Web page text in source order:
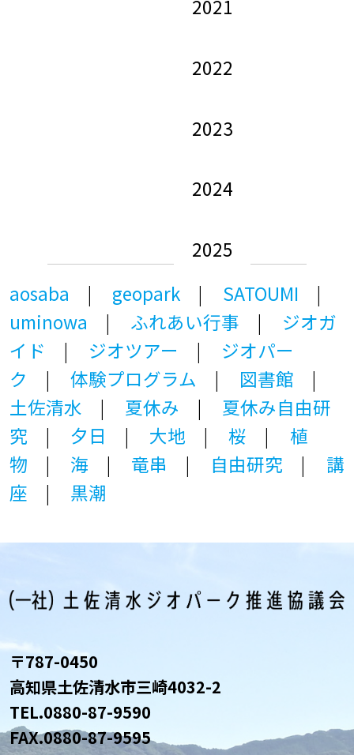
2021
2022
2023
2024
2025
aosaba geopark
SATOUMI
uminowa
ふれあい行事
ジオガ
イド
ジオツアー
ジオパー
ク
体験プログラム
図書館
土佐清水
夏休み
夏休み自由研
究
夕日 大地 桜
植
物
海 竜串 自由研究
講
座
黒潮
〒787-0450
高知県土佐清水市三崎4032-2
TEL.0880-87-9590
FAX.0880-87-9595